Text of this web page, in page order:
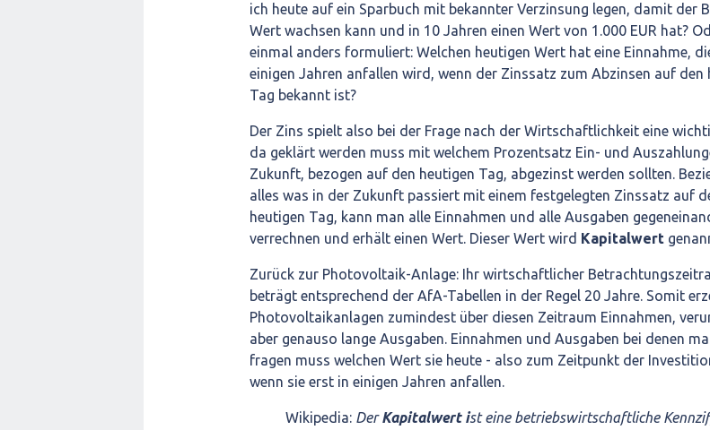
ich heute auf ein Sparbuch mit bekannter Verzinsung legen, damit der
Wert wachsen kann und in 10 Jahren einen Wert von 1.000 EUR hat?
einmal anders formuliert: Welchen heutigen Wert hat eine Einnahme,
einigen Jahren anfallen wird, wenn der Zinssatz zum Abzinsen auf den
Tag bekannt ist?
Der Zins spielt also bei der Frage nach der Wirtschaftlichkeit eine
da geklärt werden muss mit welchem Prozentsatz Ein- und
Zukunft, bezogen auf den heutigen Tag, abgezinst werden sollten.
alles was in der Zukunft passiert mit einem festgelegten Zinssatz auf
heutigen Tag, kann man alle Einnahmen und alle Ausgaben
verrechnen und erhält einen Wert. Dieser Wert wird Kapitalwert
Zurück zur Photovoltaik-Anlage: Ihr wirtschaftlicher
beträgt entsprechend der AfA-Tabellen in der Regel 20 Jahre. Somit
Photovoltaikanlagen zumindest über diesen Zeitraum Einnahmen,
aber genauso lange Ausgaben. Einnahmen und Ausgaben bei denen
fragen muss welchen Wert sie heute - also zum Zeitpunkt der
wenn sie erst in einigen Jahren anfallen.
Wikipedia: DerKapitalwert ist eine betriebswirtschaftliche